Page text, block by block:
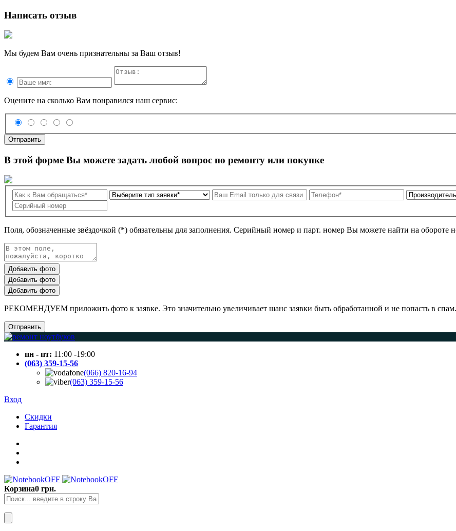
Написать отзыв
Мы будем Вам очень признательны за Ваш отзыв!
Оцените на сколько Вам понравился наш сервис:
Отправить
В этой форме Вы можете задать любой вопрос по ремонту или покупке
Поля, обозначенные звёздочкой (*) обязательны для заполнения. Серийный номер и парт. номер Вы можете найти на обороте
Добавить фото
Добавить фото
Добавить фото
РЕКОМЕНДУЕМ приложить фото к заявке. Это значительно увеличивает шанс заявки быть обработанной и не попасть в
Отправить
пн - пт: 11:00 -19:00
(063) 359-15-56
(066) 820-16-94
(063) 359-15-56
Вход
Скидки
Гарантия
Корзина0 грн.